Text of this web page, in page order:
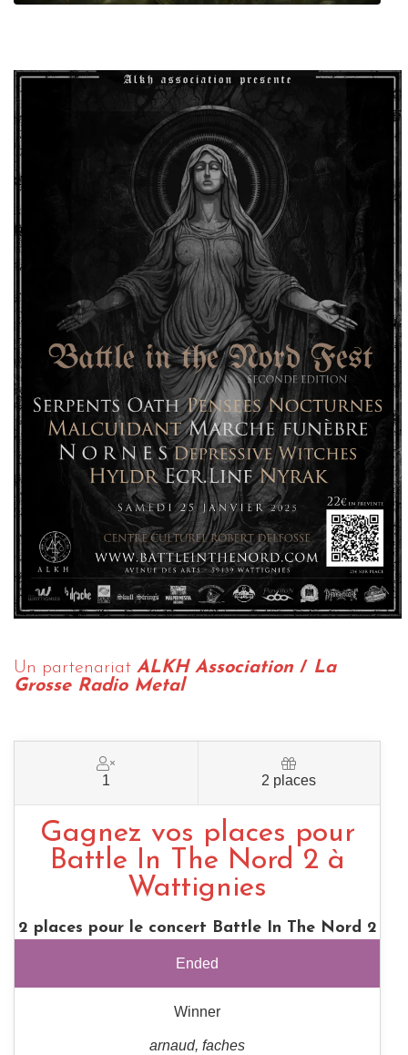
Un partenariat ALKH Association / La
Grosse Radio Metal
1 2 places
Gagnez vos places pour
Battle In The Nord 2 à
Wattignies
2 places pour le concert Battle In The Nord 2
Ended
Winner
arnaud, faches